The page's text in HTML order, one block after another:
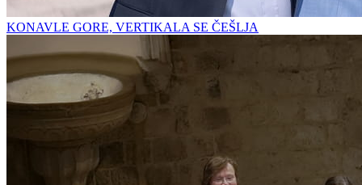
KONAVLE GORE, VERTIKALA SE ČEŠLJA